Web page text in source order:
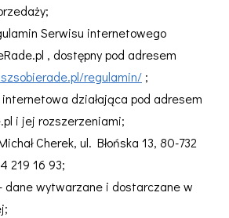
Serwisu internetowego
, dostępny pod adresem
regulamin/ ;
działająca pod adresem
i jej rozszerzeniami;
Cherek, ul. Błońska 13, 80-732
219 16 93;
dane wytwarzane i dostarczane w